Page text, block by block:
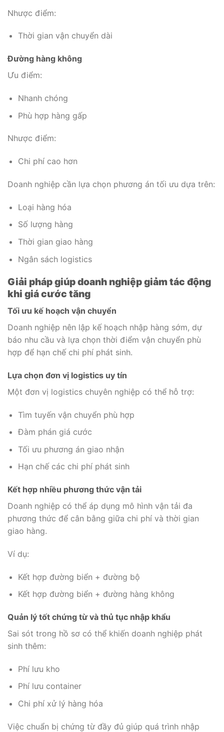
Nhược điểm:
Thời gian vận chuyển dài
Đường hàng không
Ưu điểm:
Nhanh chóng
Phù hợp hàng gấp
Nhược điểm:
Chi phí cao hơn
Doanh nghiệp cần lựa chọn phương án tối ưu dựa trên:
Loại hàng hóa
Số lượng hàng
Thời gian giao hàng
Ngân sách logistics
Giải pháp giúp doanh nghiệp giảm tác động
khi giá cước tăng
Tối ưu kế hoạch vận chuyển
Doanh nghiệp nên lập kế hoạch nhập hàng sớm, dự
báo nhu cầu và lựa chọn thời điểm vận chuyển phù
hợp để hạn chế chi phí phát sinh.
Lựa chọn đơn vị logistics uy tín
Một đơn vị logistics chuyên nghiệp có thể hỗ trợ:
Tìm tuyến vận chuyển phù hợp
Đàm phán giá cước
Tối ưu phương án giao nhận
Hạn chế các chi phí phát sinh
Kết hợp nhiều phương thức vận tải
Doanh nghiệp có thể áp dụng mô hình vận tải đa
phương thức để cân bằng giữa chi phí và thời gian
giao hàng.
Ví dụ:
Kết hợp đường biển + đường bộ
Kết hợp đường biển + đường hàng không
Quản lý tốt chứng từ và thủ tục nhập khẩu
Sai sót trong hồ sơ có thể khiến doanh nghiệp phát
sinh thêm:
Phí lưu kho
Phí lưu container
Chi phí xử lý hàng hóa
Việc chuẩn bị chứng từ đầy đủ giúp quá trình nhập